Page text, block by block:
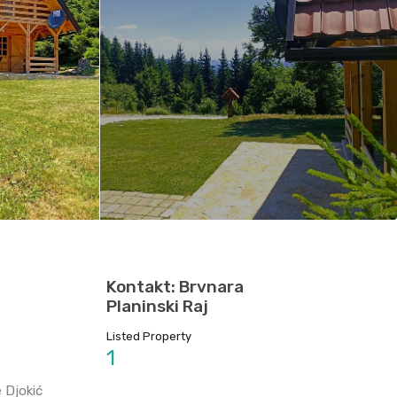
Kontakt: Brvnara
Planinski Raj
Listed Property
1
Djokić